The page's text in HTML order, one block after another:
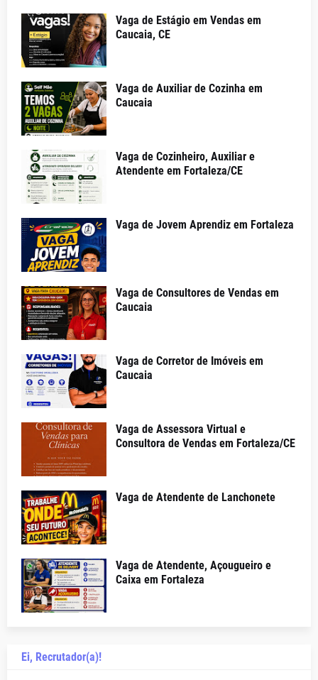
Vaga de Estágio em Vendas em
Caucaia, CE
Vaga de Auxiliar de Cozinha em
Caucaia
Vaga de Cozinheiro, Auxiliar e
Atendente em Fortaleza/CE
Vaga de Jovem Aprendiz em Fortaleza
Vaga de Consultores de Vendas em
Caucaia
Vaga de Corretor de Imóveis em
Caucaia
Vaga de Assessora Virtual e
Consultora de Vendas em Fortaleza/CE
Vaga de Atendente de Lanchonete
Vaga de Atendente, Açougueiro e
Caixa em Fortaleza
Ei, Recrutador(a)!